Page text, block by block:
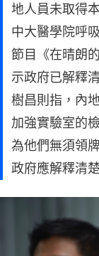
地人員未取得
中大醫學院呼
節目《在晴朗
示政府已解釋
樹昌則指，內
加強實驗室的
為他們無須領
政府應解釋清